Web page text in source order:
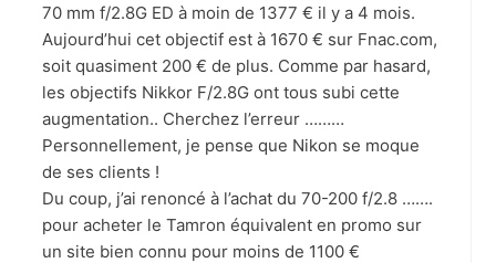
70 mm f/2.8G ED à moin de 1377 € il y a 4 mois.
Aujourd’hui cet objectif est à 1670 € sur Fnac.com,
soit quasiment 200 € de plus. Comme par hasard,
les objectifs Nikkor F/2.8G ont tous subi cette
augmentation.. Cherchez l’erreur ………
Personnellement, je pense que Nikon se moque
de ses clients !
Du coup, j’ai renoncé à l’achat du 70-200 f/2.8 …….
pour acheter le Tamron équivalent en promo sur
un site bien connu pour moins de 1100 €